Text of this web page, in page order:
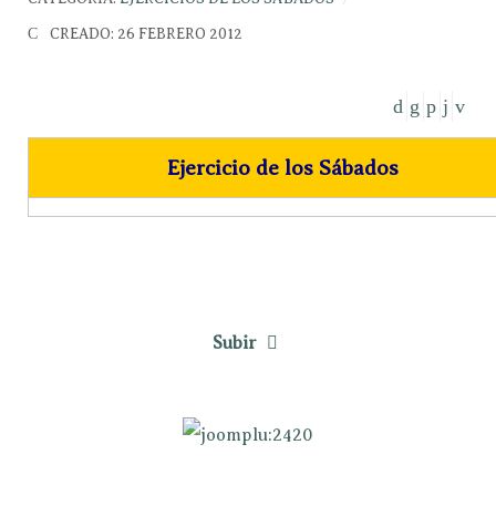
CREADO: 26 FEBRERO 2012
Ejercicio de los Sábados
Subir